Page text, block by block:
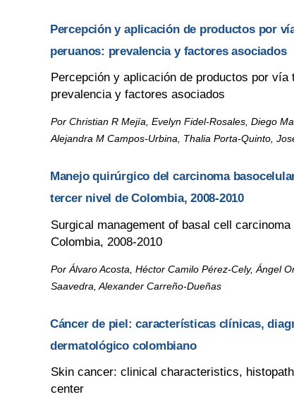
Percepción y aplicación de productos por
peruanos: prevalencia y factores asociados
Percepción y aplicación de productos por
prevalencia y factores asociados
Por Christian R Mejía, Evelyn Fidel-Rosales, Diego
Alejandra M Campos-Urbina, Thalia Porta-Quinto,
Manejo quirúrgico del carcinoma
tercer nivel de Colombia, 2008-2010
Surgical management of basal cell
Colombia, 2008-2010
Por Álvaro Acosta, Héctor Camilo Pérez-Cely, Ángel
Saavedra, Alexander Carreño-Dueñas
Cáncer de piel: características clínicas,
dermatológico colombiano
Skin cancer: clinical characteristics,
center